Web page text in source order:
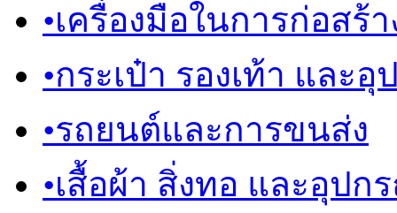
•เครื่องมือในการก่อสร้า
•กระเป๋า รองเท้า และ
•รถยนต์และการขนส่ง
•เสื้อผ้า สิ่งทอ และอุปก